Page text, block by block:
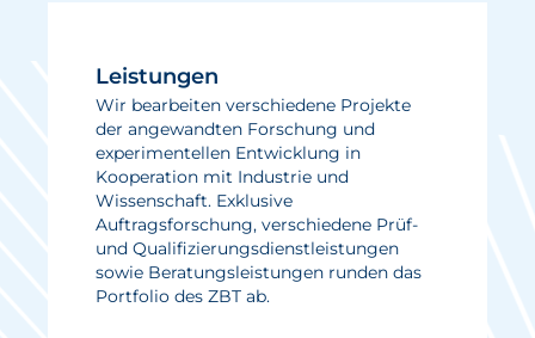
Leistungen
Wir bearbeiten verschiedene Projekte
der angewandten Forschung und
experimentellen Entwicklung in
Kooperation mit Industrie und
Wissenschaft. Exklusive
Auftragsforschung, verschiedene Prüf-
und Qualifizierungsdienstleistungen
sowie Beratungsleistungen runden das
Portfolio des ZBT ab.